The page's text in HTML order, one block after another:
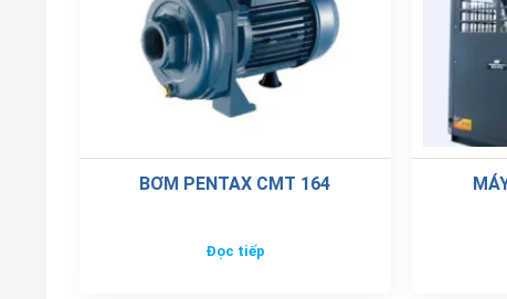
BƠM PENTAX CMT 164
Đọc tiếp